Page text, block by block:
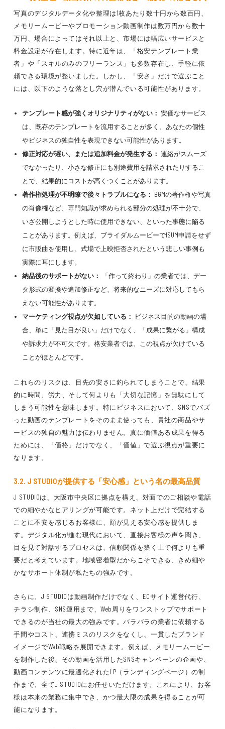
写真のデジタルデータ化や整理は1枚あたり数十円から数百円、
メモリームービーやプロモーション動画制作は数万円から数十
万円、場合によってはそれ以上と、市場には幅広いサービスと
料金設定が存在します。特に近年は、「格安テンプレート業
者」や「スキルのみのフリーランス」も多数存在し、手軽に依
頼できる環境が整いました。しかし、「安さ」だけで選ぶこと
には、以下のような落とし穴が潜んでいる可能性があります。
テンプレート感が強くオリジナリティがない： 安価なサービス
は、既存のテンプレートを流用することが多く、あなたの個性
やビジネスの独自性を表現できない可能性があります。
修正対応が遅い、または追加料金が発生する： 連絡がスムーズ
でなかったり、小さな修正にも別途費用を請求されたりするこ
とで、結果的にコストが高くつくことがあります。
著作権処理が不明瞭で後々トラブルになる： BGMの著作権や写真
の肖像権など、専門知識が求められる部分の処理が不十分で、
いざ公開しようとした時に使用できない、といった事態に陥る
ことがあります。例えば、ブライダルムービーでISUM申請をせず
に市販曲を使用し、式場で上映拒否されたという悲しい事例も
実際に耳にします。
納品後のサポートがない：
「作って終わり」の業者では、デー
タ形式の変換や追加修正など、将来的なニーズに対応してもら
えない可能性があります。
マーケティング視点が欠如している：
ビジネス目的の動画の場
合、単に「見た目が良い」だけでなく、「成果に繋がる」構成
や訴求力が不可欠です。格安業者では、この視点が欠けている
ことがほとんどです。
これらのリスクは、目先の安さに釣られてしまうことで、結果
的に時間、労力、そして何よりも「大切な記憶」を無駄にして
しまう可能性を意味します。特にビジネスにおいて、SNSでバズ
った動画のテンプレートをそのまま使っても、貴社の商品やサ
ービスの独自の魅力は伝わりません。真に価値ある成果を得る
ためには、「価格」だけでなく、「価値」で選ぶ視点が重要に
なります。
3.2. J STUDIOが提供する「安心感」という名の最高品質
J STUDIOは、大阪市中央区に拠点を構え、対面でのご相談や電話
での細やかなヒアリングが可能です。ネット上だけで完結する
ことに不安を感じるお客様に、顔が見える安心感を提供しま
す。デジタル化が進む現代において、直接お客様の声を聞き、
目を見て対話するプロセスは、信頼関係を築く上で何よりも重
要だと考えています。地域密着型だからこそできる、きめ細や
かなサポート体制が私たちの強みです。
さらに、J STUDIOは動画制作だけでなく、ECサイト運営代行、
チラシ制作、SNS運用まで、Web周りをワンストップでサポート
できるのが当社の最大の強みです。バラバラの業者に依頼する
手間やコスト、連携ミスのリスクをなくし、一貫したブランド
イメージでWeb戦略を展開できます。例えば、メモリームービー
を制作した後、その動画を活用したSNSキャンペーンの企画や、
動画コンテンツに最適化されたLP（ランディングページ）の制
作まで、全てJ STUDIOにお任せいただけます。これにより、お客
様は本来の業務に集中でき、かつ最大限の成果を得ることが可
能になります。